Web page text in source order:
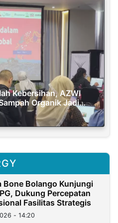
Kebersihan, AZWI
Organik Jadi
Bone Bolango Kunjungi
Dukung Percepatan
Fasilitas Strategis
- 14:20